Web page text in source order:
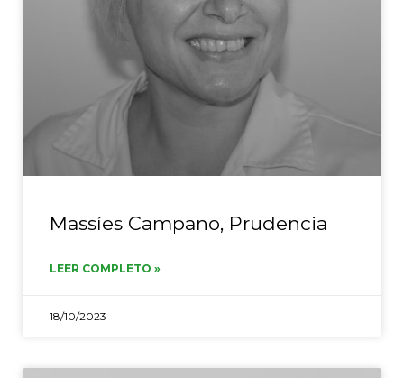
Massíes Campano, Prudencia
LEER COMPLETO »
18/10/2023